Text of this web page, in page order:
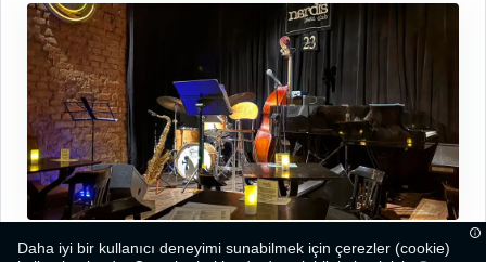
Daha iyi bir kullanıcı deneyimi sunabilmek için çerezler (cookie)